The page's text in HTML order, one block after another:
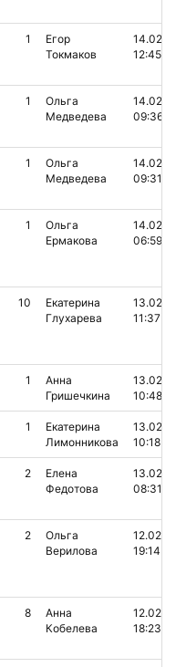
1
Егор
Токмаков
12:45
1
Ольга
Медведева
09:36
1
Ольга
Медведева
09:31
1
Ольга
Ермакова
06:59
10
Екатерина
Глухарева
11:37
1
Анна
Гришечкина
10:48
1
Екатерина
Лимонникова
10:18
2
Елена
Федотова
08:31
2
Ольга
Верилова
19:14
8
Анна
Кобелева
18:23